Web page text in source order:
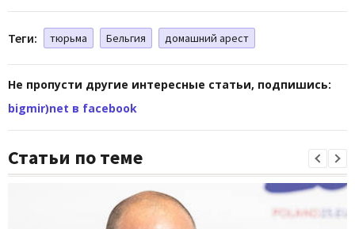
Теги: тюрьма Бельгия домашний арест
Не пропусти другие интересные статьи, подпишись:
bigmir)net в facebook
Статьи по теме